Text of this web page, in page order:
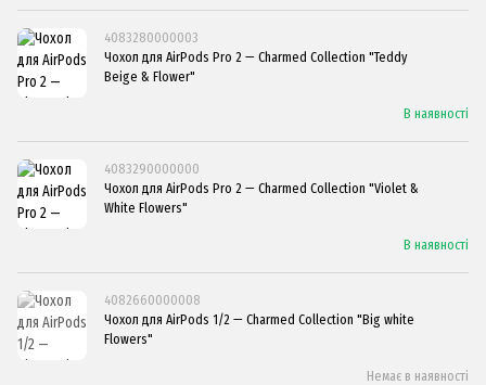
4083280000003
Чохол для AirPods Pro 2 — Charmed Collection "Teddy
Beige & Flower"
В наявності
4083290000000
Чохол для AirPods Pro 2 — Charmed Collection "Violet &
White Flowers"
В наявності
4082660000008
Чохол для AirPods 1/2 — Charmed Collection "Big white
Flowers"
Немає в наявності